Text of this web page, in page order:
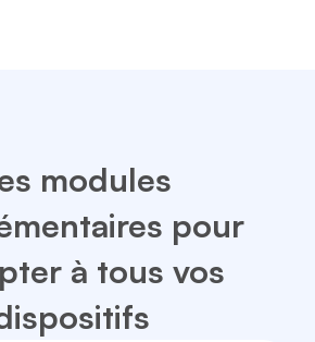
modules
pour
à tous vos